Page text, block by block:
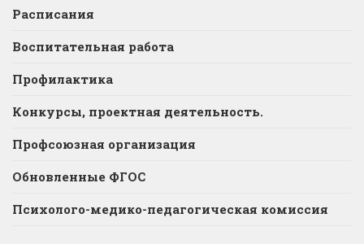
Расписания
Воспитательная работа
Профилактика
Конкурсы, проектная деятельность.
Профсоюзная организация
Обновленные ФГОС
Психолого-медико-педагогическая комиссия